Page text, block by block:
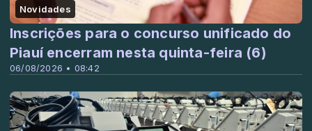
Novidades
06/08/2026 • 08:42
Inscrições para o concurso unificado do
Piauí encerram nesta quinta-feira (6)